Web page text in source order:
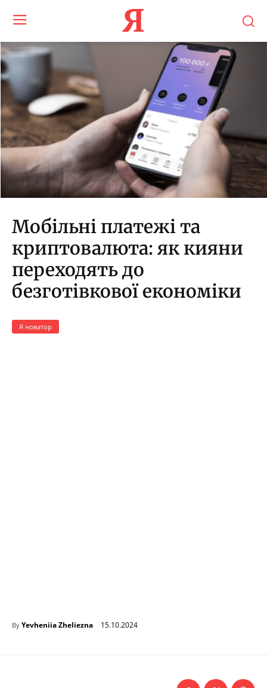
Я
Мобільні платежі та
криптовалюта: як кияни
переходять до
безготівкової економіки
Я новатор
By Yevheniia Zheliezna 15.10.2024